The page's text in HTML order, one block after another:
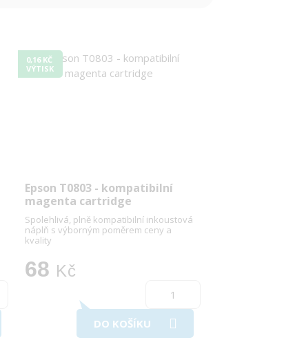
0,16 KČ
VÝTISK
Epson T0803 - kompatibilní
magenta cartridge
Spolehlivá, plně kompatibilní inkoustová
náplň s výborným poměrem ceny a
kvality
68 Kč
DO KOŠÍKU